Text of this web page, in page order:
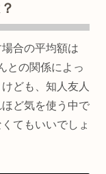
合の平均額は
との関係によっ
ども、知人友人
ど気を使う中で
てもいいでしょ